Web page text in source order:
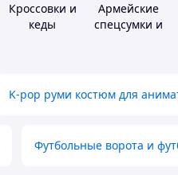
Кроссовки и
кеды
Армейские
спецсумки и
K-pop руми костюм для
Футбольные ворота и